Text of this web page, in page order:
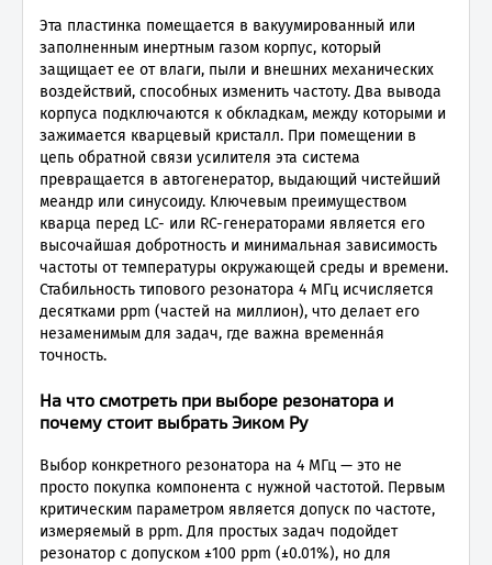
Эта пластинка помещается в вакуумированный или
заполненным инертным газом корпус, который
защищает ее от влаги, пыли и внешних механических
воздействий, способных изменить частоту. Два вывода
корпуса подключаются к обкладкам, между которыми и
зажимается кварцевый кристалл. При помещении в
цепь обратной связи усилителя эта система
превращается в автогенератор, выдающий чистейший
меандр или синусоиду. Ключевым преимуществом
кварца перед LC- или RC-генераторами является его
высочайшая добротность и минимальная зависимость
частоты от температуры окружающей среды и времени.
Стабильность типового резонатора 4 МГц исчисляется
десятками ppm (частей на миллион), что делает его
незаменимым для задач, где важна временна́я
точность.
На что смотреть при выборе резонатора и
почему стоит выбрать Эиком Ру
Выбор конкретного резонатора на 4 МГц — это не
просто покупка компонента с нужной частотой. Первым
критическим параметром является допуск по частоте,
измеряемый в ppm. Для простых задач подойдет
резонатор с допуском ±100 ppm (±0.01%), но для